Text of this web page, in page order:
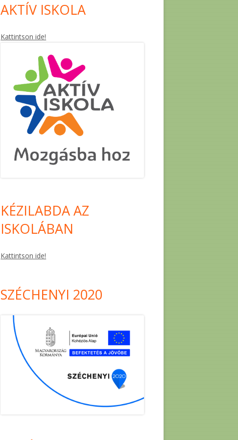
AKTÍV ISKOLA
Kattintson ide!
KÉZILABDA AZ
ISKOLÁBAN
Kattintson ide!
SZÉCHENYI 2020